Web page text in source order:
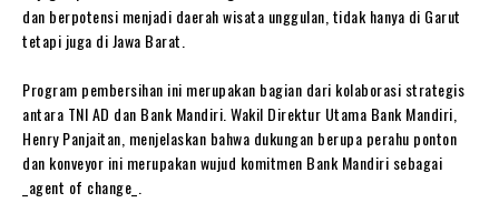
dan berpotensi menjadi daerah wisata unggulan, tidak hanya di Garut
tetapi juga di Jawa Barat.
‎Program pembersihan ini merupakan bagian dari kolaborasi strategis
antara TNI AD dan Bank Mandiri. Wakil Direktur Utama Bank Mandiri,
Henry Panjaitan, menjelaskan bahwa dukungan berupa perahu ponton
dan konveyor ini merupakan wujud komitmen Bank Mandiri sebagai
_agent of change_.